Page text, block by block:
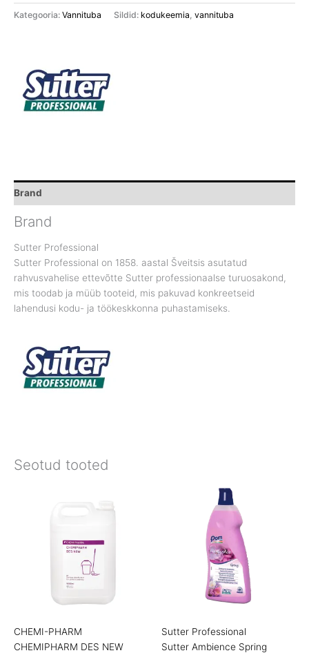
Kategooria: Vannituba Sildid: kodukeemia vannituba
Brand
Brand
Sutter Professional
Sutter Professional on 1858. aastal Šveitsis asutatud
rahvusvahelise ettevõtte Sutter professionaalse turuosakond,
mis toodab ja müüb tooteid, mis pakuvad konkreetseid
lahendusi kodu- ja töökeskkonna puhastamiseks.
Seotud tooted
CHEMI-PHARM
CHEMIPHARM DES NEW
Sutter Professional
Sutter Ambience Spring